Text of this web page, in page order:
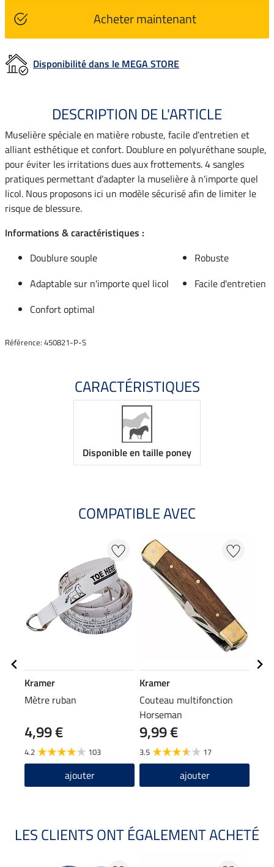
Acheter maintenant
Disponibilité dans le MEGA STORE
DESCRIPTION DE L'ARTICLE
Muselière spéciale en matière robuste, facile d'entretien et
alliant esthétique et confort. Doublure en polyuréthane souple,
pour éviter les irritations dues aux frottements. 4 sangles
pratiques permettant d'adapter la muselière à n'importe quel
licol. Nous proposons ici un modèle sécurisé afin de limiter le
risque de blessure.
Informations & caractéristiques :
Doublure souple
Robuste
Adaptable sur n'importe quel licol
Facile d'entretien
Confort optimal
Référence: 450821-P-S
CARACTÉRISTIQUES
Disponible en taille poney
COMPATIBLE AVEC
Kramer
Mètre ruban
4,99 €
4.2 103
ajouter
Kramer
Couteau multifonction
Horseman
9,99 €
3.5 17
ajouter
LES CLIENTS ONT ÉGALEMENT ACHETÉ